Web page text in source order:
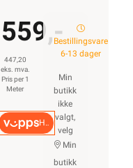
559,-
447,20
eks. mva.
Pris per 1
Meter
Hurtigkasse
Bestillingsvare
6-13 dager
Min
butikk
ikke
valgt,
velg
Min
butikk